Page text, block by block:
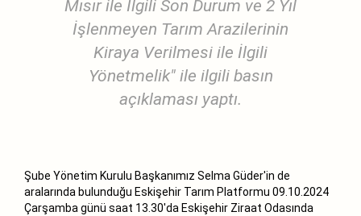
Mısır ile İlgili Son Durum ve 2 Yıl
İşlenmeyen Tarım Arazilerinin
Kiraya Verilmesi ile İlgili
Yönetmelik" ile ilgili basın
açıklaması yaptı.
Şube Yönetim Kurulu Başkanımız Selma Güder'in de
aralarında bulunduğu Eskişehir Tarım Platformu 09.10.2024
Çarşamba günü saat 13.30'da Eskişehir Ziraat Odasında